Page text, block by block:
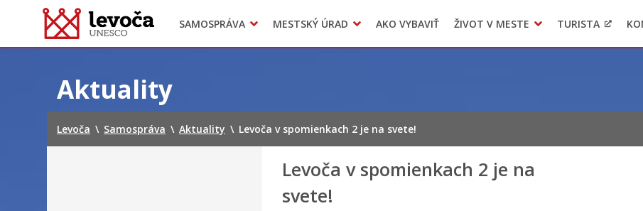
SAMOSPRÁVA
Dokumenty mesta
Transparentné mesto
MESTSKÝ ÚRAD
Projekty
Voľba hlavného kontrolóra mesta Levoča
AKO VYBAVIŤ ŽIVOT V MESTE
Doprava
LIMKA
TURISTA
Aktuality
Levoča \ Samospráva \ Aktuality \ Levoča v spomienkach 2 je na svete!
Levoča v spomienkach 2 je na
svete!